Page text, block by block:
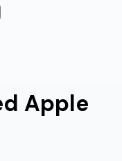
Apple